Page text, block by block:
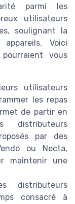
parmi les
utilisateurs
soulignant la
Voici
vous
utilisateurs
les repas
de partir en
distributeurs
par des
ou Necta,
maintenir une
distributeurs
consacré à